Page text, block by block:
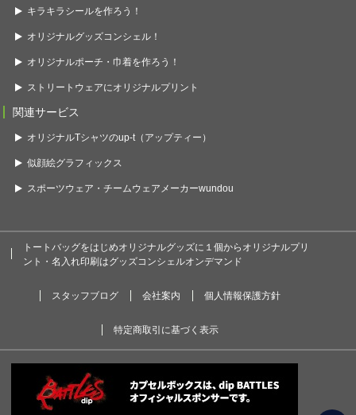
キラキラシールを作ろう！
オリジナルグッズコンシェル！
オリジナルポーチ・巾着を作ろう！
ストリートウェアにオリジナルプリント
関連サービス
オリジナルTシャツのup-t（アップティー）
似顔絵グラフィックス
スポーツウェア・チームウェアメーカーwundou
トートバッグをはじめオリジナルグッズに１個からオリジナルプリ
ント・名入れ印刷はグッズコンシェルオンデマンド
スタッフブログ 会社案内 個人情報保護方針
特定商取引に基づく表示